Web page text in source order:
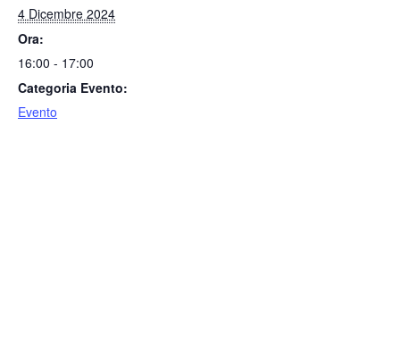
4 Dicembre 2024
Ora:
16:00 - 17:00
Categoria Evento:
Evento